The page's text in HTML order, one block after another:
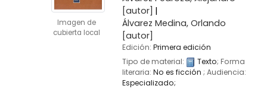
Imagen de
cubierta local
[autor]
Álvarez Medina, Orlando
[autor]
Edición: Primera edición
Tipo de material:
Texto; Forma
literaria: No es ficción ; Audiencia:
Especializado;